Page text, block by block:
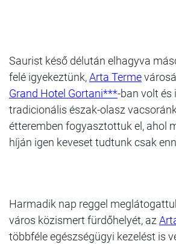
Saurist késő délután elhagyva
felé igyekeztünk,Arta Terme
Grand Hotel Gortani***-ban volt és
tradicionális észak-olasz
étteremben fogyasztottuk el, ahol
híján igen keveset tudtunk csak
Harmadik nap reggel
város közismert fürdőhelyét, az
többféle egészségügyi kezelést is